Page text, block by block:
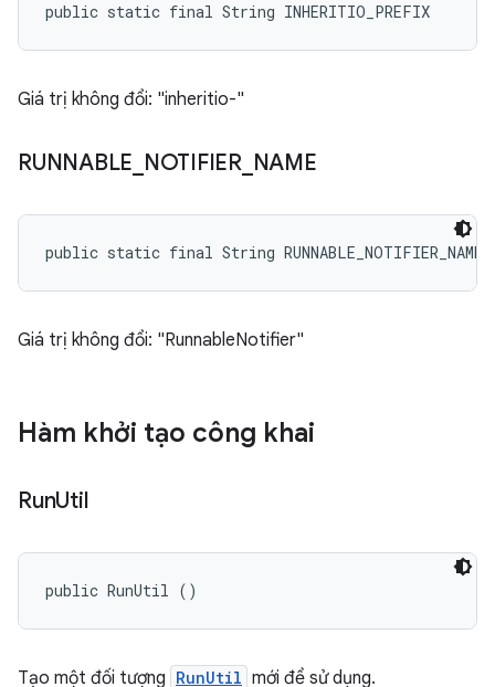
public static final String INHERITIO_PREFIX
Giá trị không đổi: "inheritio-"
RUNNABLE NOTIFIER_ NAME
public static final String RUNNABLE_NOTIFIER_NAME
Giá trị không đổi: "RunnableNotifier"
Hàm khởi tạo công khai
RunUtil
public RunUtil ()
Tạo một đối tượng RunUtil mới để sử dụng.